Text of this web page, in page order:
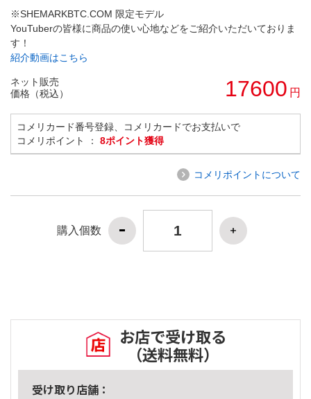
※SHEMARKBTC.COM 限定モデル
YouTuberの皆様に商品の使い心地などをご紹介いただいておりま
す！
紹介動画はこちら
ネット販売
価格（税込）
17600 円
コメリカード番号登録、コメリカードでお支払いで
コメリポイント ： 8ポイント獲得
コメリポイントについて
購入個数
お店で受け取る
（送料無料）
受け取り店舗：